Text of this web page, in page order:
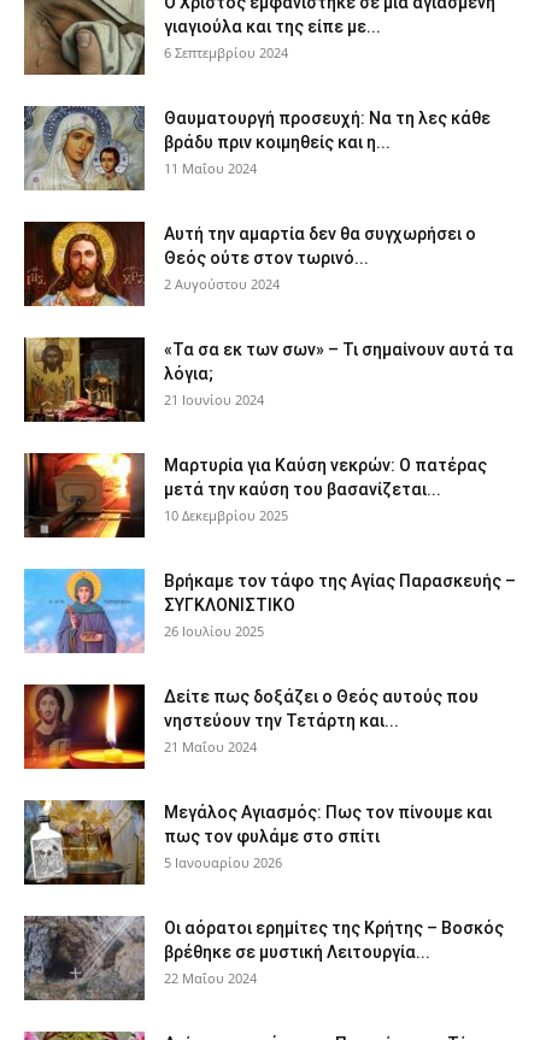
γιαγιούλα και της είπε με...
6 Σεπτεμβρίου 2024
Θαυματουργή προσευχή: Να τη λες κάθε
βράδυ πριν κοιμηθείς και η...
11 Μαΐου 2024
Αυτή την αμαρτία δεν θα συγχωρήσει ο
Θεός ούτε στον τωρινό...
2 Αυγούστου 2024
«Τα σα εκ των σων» – Τι σημαίνουν αυτά τα
λόγια;
21 Ιουνίου 2024
Μαρτυρία για Καύση νεκρών: Ο πατέρας
μετά την καύση του βασανίζεται...
10 Δεκεμβρίου 2025
Βρήκαμε τον τάφο της Αγίας Παρασκευής –
ΣΥΓΚΛΟΝΙΣΤΙΚΟ
26 Ιουλίου 2025
Δείτε πως δοξάζει ο Θεός αυτούς που
νηστεύουν την Τετάρτη και...
21 Μαΐου 2024
Μεγάλος Αγιασμός: Πως τον πίνουμε και
πως τον φυλάμε στο σπίτι
5 Ιανουαρίου 2026
Οι αόρατοι ερημίτες της Κρήτης – Βοσκός
βρέθηκε σε μυστική Λειτουργία...
22 Μαΐου 2024